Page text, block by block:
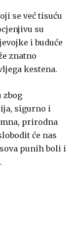
se već tisuću
su
i buduće
znatno
kestena.
zbog
sigurno i
prirodna
će nas
punih boli i